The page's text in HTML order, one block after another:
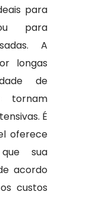
para
para
A
longas
de
tornam
É
oferece
que sua
acordo
custos